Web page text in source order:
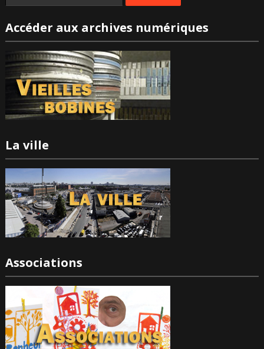
Accéder aux archives numériques
La ville
Associations